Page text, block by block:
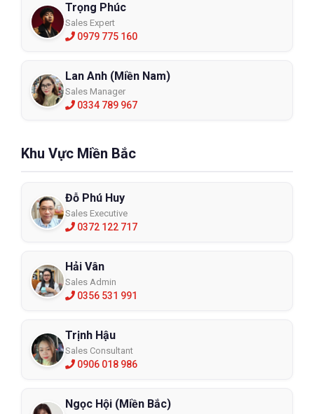
Trọng Phúc
Sales Expert
0979 775 160
Lan Anh (Miền Nam)
Sales Manager
0334 789 967
Khu Vực Miền Bắc
Đỗ Phú Huy
Sales Executive
0372 122 717
Hải Vân
Sales Admin
0356 531 991
Trịnh Hậu
Sales Consultant
0906 018 986
Ngọc Hội (Miền Bắc)